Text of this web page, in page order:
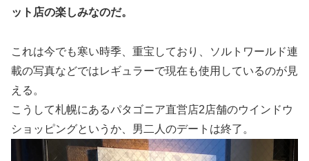
ット店の楽しみなのだ。
これは今でも寒い時季、重宝しており、ソルトワールド連
載の写真などではレギュラーで現在も使用しているのが見
える。
こうして札幌にあるパタゴニア直営店2店舗のウインドウ
ショッピングというか、男二人のデートは終了。